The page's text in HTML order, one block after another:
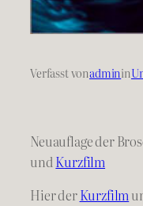
Verfasst vonadminin
Neuauflage der
undKurzfilm
Hier derKurzfilm